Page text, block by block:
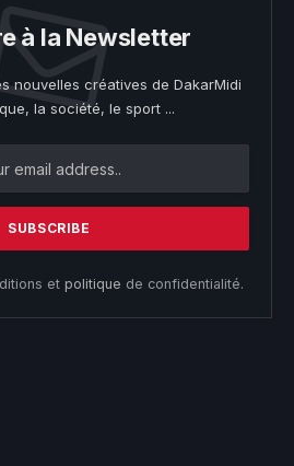
à la Newsletter
nouvelles créatives de DakarMidi
la société, le sport ...
et politique de confidentialité.